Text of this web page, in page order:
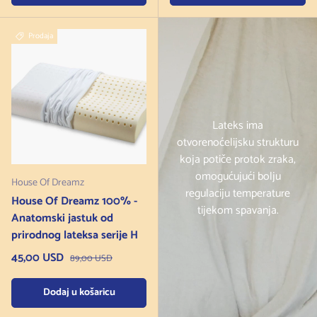
Prodaja
House Of Dreamz
House Of Dreamz 100% -
Anatomski jastuk od
prirodnog lateksa serije H
Cijena na sniženju
45,00 USD Redovna cijena
89,00 USD
Dodaj u košaricu
Lateks ima
otvorenoćelijsku strukturu
koja potiče protok zraka,
omogućujući bolju
regulaciju temperature
tijekom spavanja.